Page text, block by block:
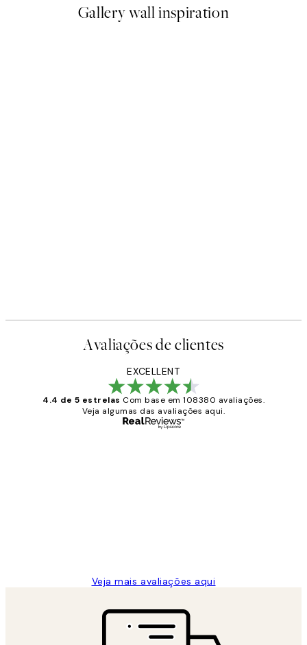
Gallery wall inspiration
Avaliações de clientes
EXCELLENT
4.4 de 5 estrelas Com base em 108380 avaliações.
Veja algumas das avaliações aqui.
Veja mais avaliações aqui